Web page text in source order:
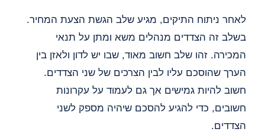
לאחר ניתוח התיקים, מגיע שלב הגשת הצעת המחיר.
בשלב זה הצדדים מנהלים משא ומתן על תנאי
המכירה. זהו שלב חשוב מאוד, שבו יש לדון ולאזן בין
הערך שהוסכם עליו לבין הצרכים של שני הצדדים.
חשוב להיות גמישים אך גם לעמוד על עקרונות
חשובים, כדי להגיע להסכם שיהיה מספק לשני
הצדדים.